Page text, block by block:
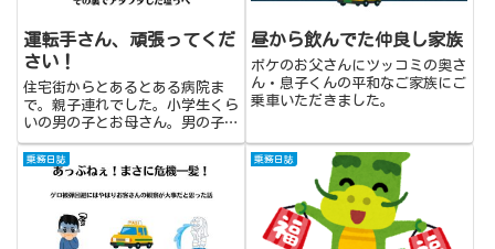
運転手さん、頑張ってくだ
さい！
住宅街からとあるとある病院ま
で。親子連れでした。小学生くら
いの男の子とお母さん。男の子の
鼻がズルズル。風邪を引いちゃっ
たんでしょうね〜。学校を休んで
病院へということみたいです。そ
の割には…。「天神行きのバス
だ〜」「ここって西新だよね、お
母さ...
昼から飲んでた仲良し家族
ボケのお父さんにツッコミの奥さ
ん・息子くんの平和なご家族にご
乗車いただきました。
乗務日誌 乗務日誌